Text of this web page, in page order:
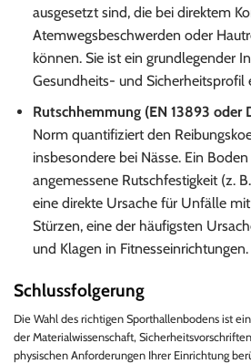
ausgesetzt sind, die bei direktem
Atemwegsbeschwerden oder
können. Sie ist ein grundlegender
Gesundheits- und Sicherheitsprofil
Rutschhemmung (EN 13893 oder
Norm quantifiziert den
insbesondere bei Nässe. Ein
angemessene Rutschfestigkeit (z.
eine direkte Ursache für Unfälle
Stürzen, eine der häufigsten
und Klagen in Fitnesseinrichtungen.
Schlussfolgerung
Die Wahl des richtigen Sporthallenbodens ist
der Materialwissenschaft,
physischen Anforderungen Ihrer Einrichtung